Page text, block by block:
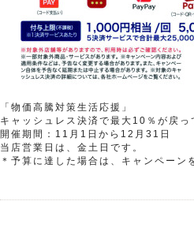
「物価高騰対策生活応援」
キャッシュレス決済で最大10％が戻っ
開催期間：11月1日から12月31日
当店営業日は、金土日です。
＊予算に達した場合は、キャンペーン